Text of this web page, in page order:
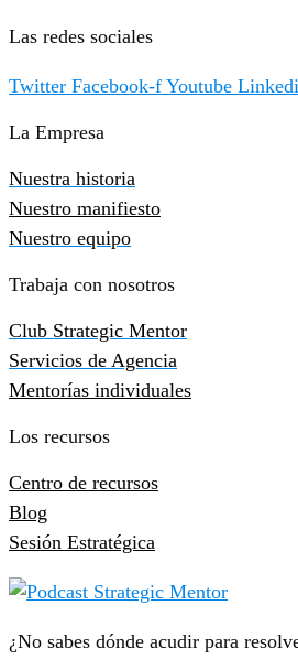
Las redes sociales
Twitter Facebook-f Youtube
La Empresa
Nuestra historia
Nuestro manifiesto
Nuestro equipo
Trabaja con nosotros
Club Strategic Mentor
Servicios de Agencia
Mentorías individuales
Los recursos
Centro de recursos
Blog
Sesión Estratégica
¿No sabes dónde acudir para